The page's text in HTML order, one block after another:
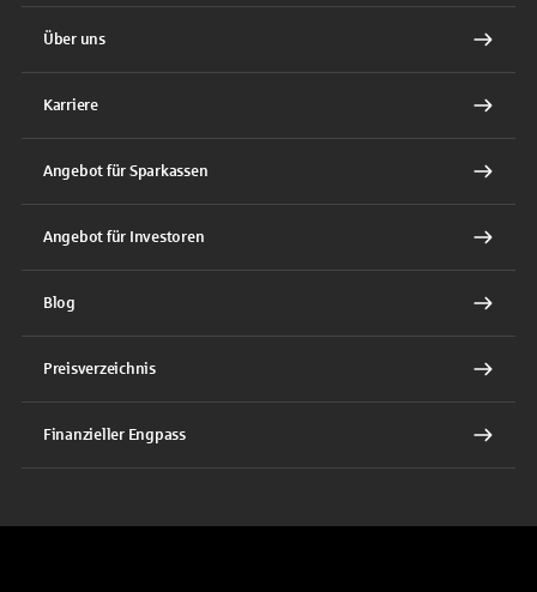
Über uns
Karriere
Angebot für Sparkassen
Angebot für Investoren
Blog
Preisverzeichnis
Finanzieller Engpass